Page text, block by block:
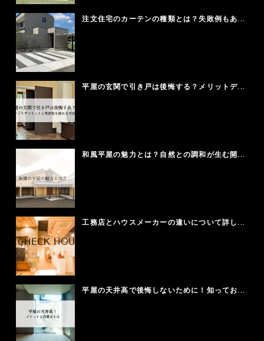
注文住宅のカーテンの種類とは？失敗例もあ...
平屋の玄関で引き戸は後悔する？メリットデ...
和風平屋の魅力とは？自然との調和が生む開...
工務店とハウスメーカーの違いについて詳し...
平屋の天井高で後悔しないために！知ってお...